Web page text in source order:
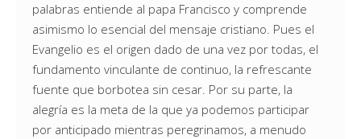
palabras entiende al papa Francisco y comprende
asimismo lo esencial del mensaje cristiano. Pues el
Evangelio es el origen dado de una vez por todas, el
fundamento vinculante de continuo, la refrescante
fuente que borbotea sin cesar. Por su parte, la
alegría es la meta de la que ya podemos participar
por anticipado mientras peregrinamos, a menudo